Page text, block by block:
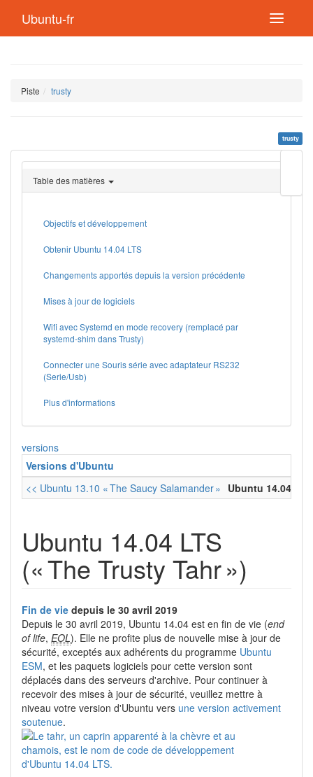
Ubuntu-fr
Piste trusty
trusty
page
Table des matières
Objectifs et développement
Obtenir Ubuntu 14.04 LTS
Changements apportés depuis la version précédente
Mises à jour de logiciels
Wifi avec Systemd en mode recovery (remplacé par
systemd-shim dans Trusty)
Connecter une Souris série avec adaptateur RS232
(Serie/Usb)
Plus d'informations
versions
Versions d'Ubuntu
<< Ubuntu 13.10 « The Saucy Salamander » Ubuntu 14.04
Ubuntu 14.04 LTS
(« The Trusty Tahr »)
Fin de vie depuis le 30 avril 2019
Depuis le 30 avril 2019, Ubuntu 14.04 est en fin de vie (end
of life, EOL). Elle ne profite plus de nouvelle mise à jour de
sécurité, exceptés aux adhérents du programme Ubuntu
ESM, et les paquets logiciels pour cette version sont
déplacés dans des serveurs d'archive. Pour continuer à
recevoir des mises à jour de sécurité, veuillez mettre à
niveau votre version d'Ubuntu vers une version activement
soutenue.